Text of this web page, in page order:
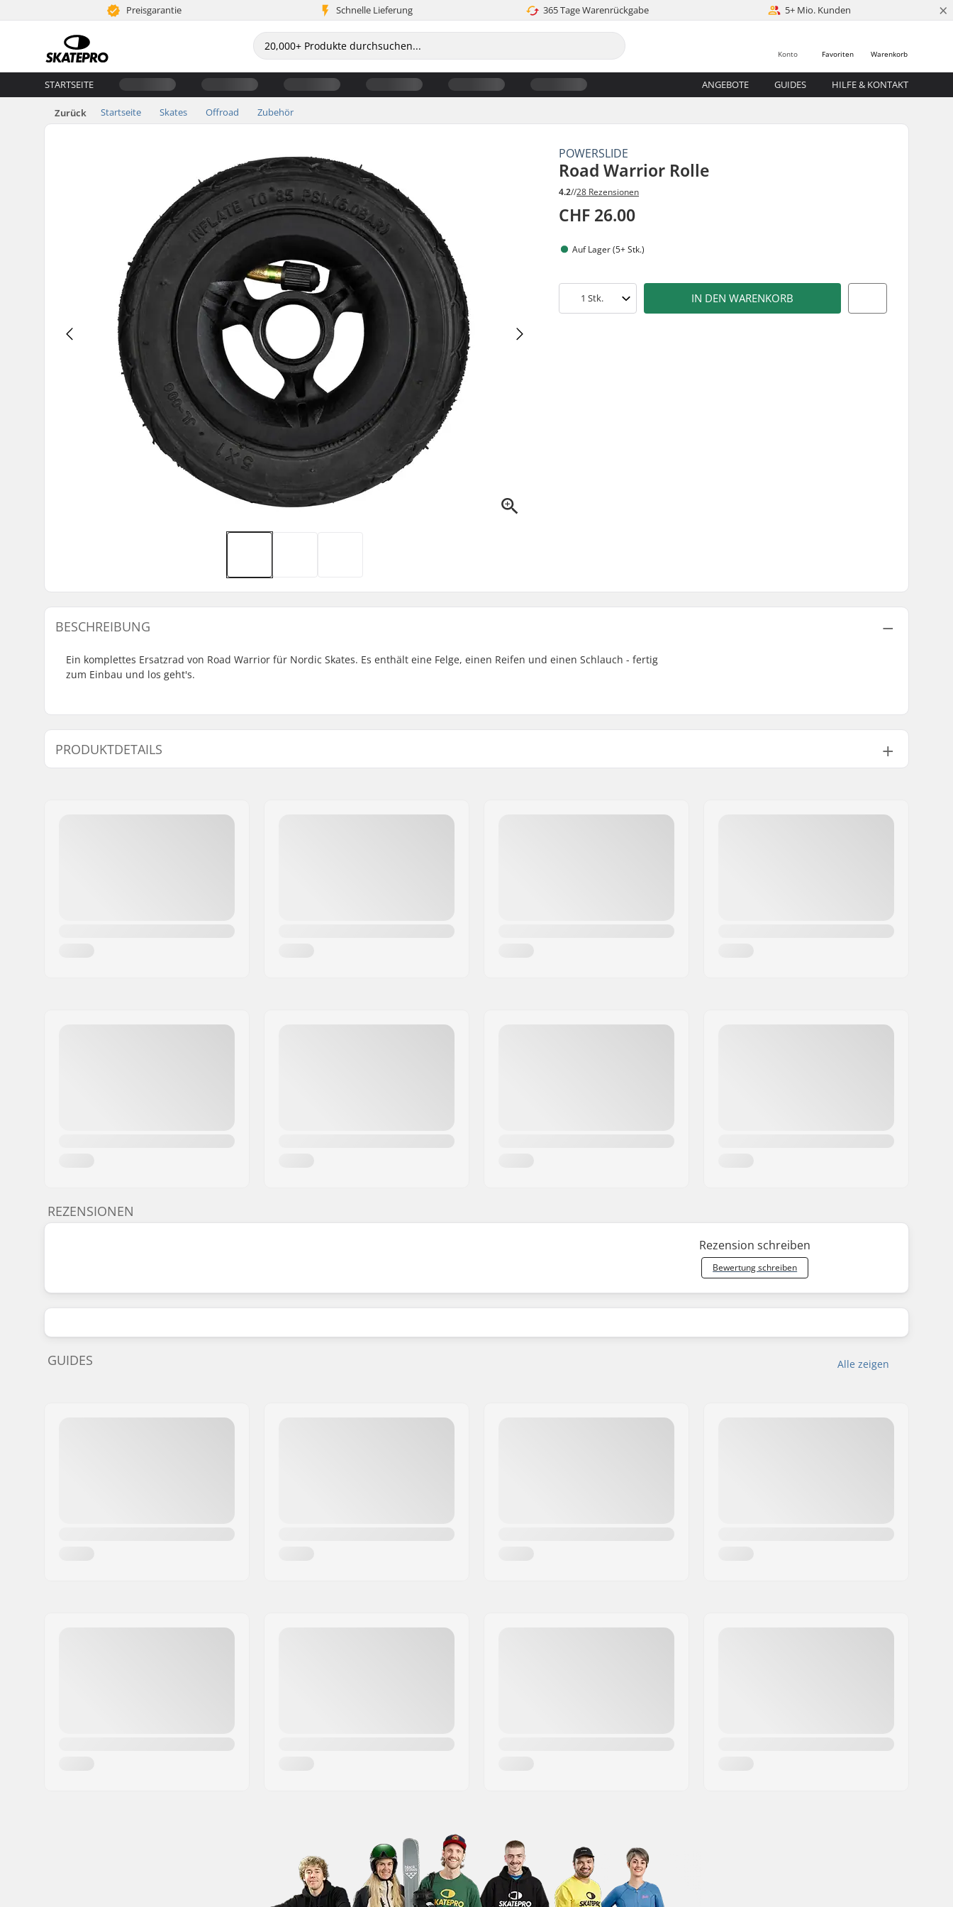
Preisgarantie Schnelle Lieferung 365 Tage Warenrückgabe 5+ Mio. Kunden ×
Warenkorb
Favoriten
Konto
STARTSEITE ANGEBOTE GUIDES HILFE & KONTAKT
Zurück Startseite Skates Offroad Zubehör
POWERSLIDE
Road Warrior Rolle
4.2//28 Rezensionen
CHF 26.00
Auf Lager (5+ Stk.)
1 Stk. IN DEN WARENKORB
BESCHREIBUNG
Ein komplettes Ersatzrad von Road Warrior für Nordic Skates. Es enthält eine Felge, einen Reifen und einen Schlauch - fertig
zum Einbau und los geht's.
PRODUKTDETAILS
REZENSIONEN
Rezension schreiben
Bewertung schreiben
Alle zeigen
GUIDES